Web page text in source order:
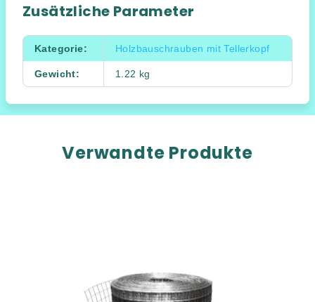
Zusätzliche Parameter
Kategorie: Holzbauschrauben mit Tellerkopf
Gewicht: 1.22 kg
Verwandte Produkte